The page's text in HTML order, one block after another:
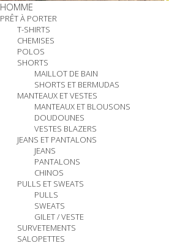
HOMME
PRÊT À PORTER
T-SHIRTS
CHEMISES
POLOS
SHORTS
MAILLOT DE BAIN
SHORTS ET BERMUDAS
MANTEAUX ET VESTES
MANTEAUX ET BLOUSONS
DOUDOUNES
VESTES BLAZERS
JEANS ET PANTALONS
JEANS
PANTALONS
CHINOS
PULLS ET SWEATS
PULLS
SWEATS
GILET / VESTE
SURVETEMENTS
SALOPETTES